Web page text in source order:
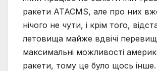
ракети ATACMS, але про них
нічого не чути, і крім того,
летовища майже вдвічі
максимальні можливості
ракети, тому це було щось